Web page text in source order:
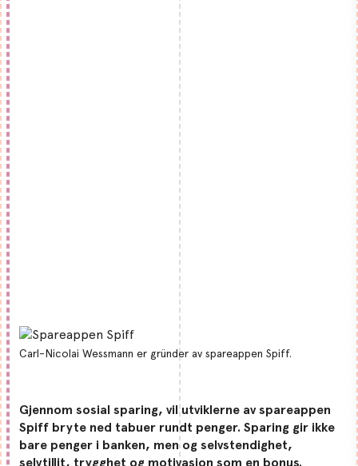
Carl-Nicolai Wessmann er gründer av spareappen Spiff.
Gjennom sosial sparing, vil utviklerne av spareappen
Spiff bryte ned tabuer rundt penger. Sparing gir ikke
bare penger i banken, men og selvstendighet,
selvtillit, trygghet og motivasjon som en bonus.